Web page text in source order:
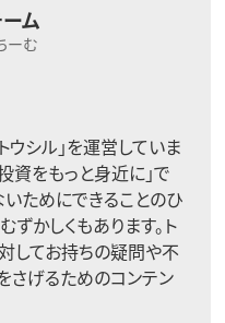
ム
ーむ
シル」を運営していま
資をもっと身近に」で
いためにできることのひ
ずかしくもあります。ト
してお持ちの疑問や不
さげるためのコンテン